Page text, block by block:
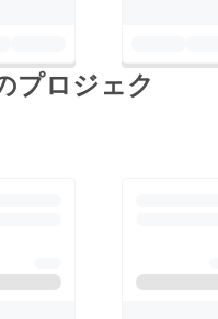
プロジェク